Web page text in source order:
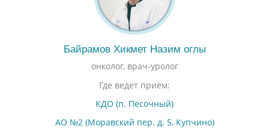
Байрамов Хикмет Назим оглы
онколог, врач-уролог
Где ведет приём:
КДО (п. Песочный)
АО №2 (Моравский пер. д. 5, Купчино)